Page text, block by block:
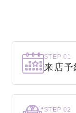
STEP 01
来店予
まずはお気軽
STEP 02